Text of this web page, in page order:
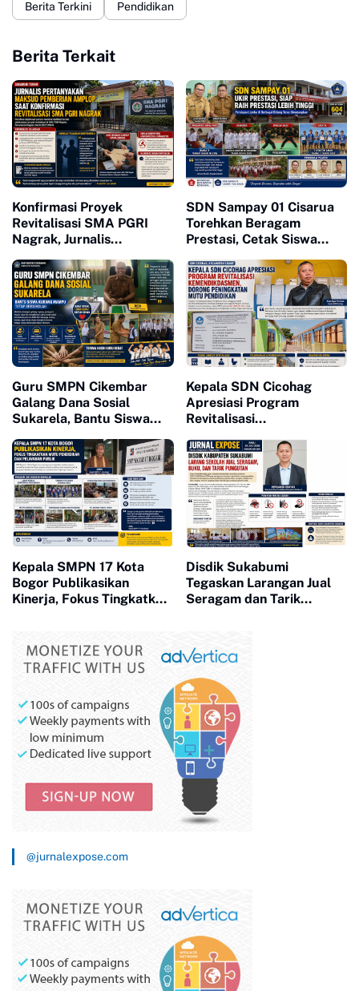
Berita Terkini Pendidikan
Berita Terkait
Konfirmasi Proyek
Revitalisasi SMA PGRI
Nagrak, Jurnalis
Amplop
SDN Sampay 01 Cisarua
Torehkan Beragam
Prestasi, Cetak Siswa
Bersaing
Guru SMPN Cikembar
Galang Dana Sosial
Sukarela, Bantu Siswa
Bersekolah
Kepala SDN Cicohag
Apresiasi Program
Revitalisasi
Peningkatan Mutu
Pendidikan
Kepala SMPN 17 Kota
Bogor Publikasikan
Kinerja, Fokus Tingkatkan
Disdik Sukabumi
Tegaskan Larangan Jual
Seragam dan Tarik
@jurnalexpose.com